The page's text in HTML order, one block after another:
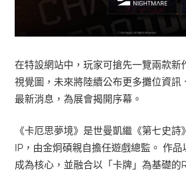
在特設網站中，玩家可搶先一覽兩款新
視覺圖，未來將陸續公布更多攤位資訊
最新消息，為展會揭開序幕。
《卡厄思夢境》是世曼凱繼《第七史詩
IP，由金炯碩親自擔任遊戲總監。 作
成為核心，並融合以「卡牌」為基礎的